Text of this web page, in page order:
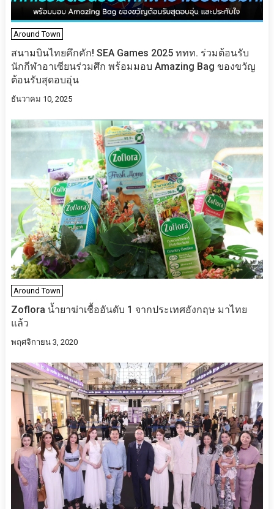
Around Town
สนามบินไทยคึกคัก! SEA Games 2025 ททท. ร่วมต้อนรับ
นักกีฬาอาเซียนร่วมศึก พร้อมมอบ Amazing Bag ของขวัญ
ต้อนรับสุดอบอุ่น
ธันวาคม 10, 2025
Around Town
Zoflora น้ำยาฆ่าเชื้ออันดับ 1 จากประเทศอังกฤษ มาไทย
แล้ว
พฤศจิกายน 3, 2020